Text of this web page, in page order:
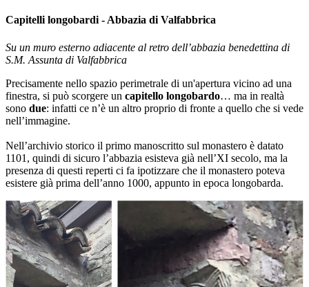
Capitelli longobardi - Abbazia di Valfabbrica
Su un muro esterno adiacente al retro dell’abbazia benedettina di
S.M. Assunta di Valfabbrica
Precisamente nello spazio perimetrale di un'apertura vicino ad una
finestra, si può scorgere un capitello longobardo… ma in realtà
sono due: infatti ce n’è un altro proprio di fronte a quello che si vede
nell’immagine.
Nell’archivio storico il primo manoscritto sul monastero è datato
1101, quindi di sicuro l’abbazia esisteva già nell’XI secolo, ma la
presenza di questi reperti ci fa ipotizzare che il monastero poteva
esistere già prima dell’anno 1000, appunto in epoca longobarda.